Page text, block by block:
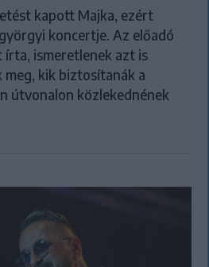
kapott Majka, ezért
koncertje. Az előadó
írta, ismeretlenek azt is
kik biztosítanák a
útvonalon közlekednének